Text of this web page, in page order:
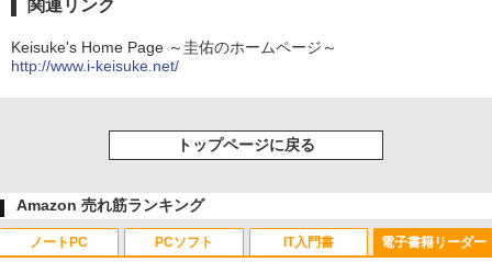
関連リンク
Keisuke's Home Page ～圭佑のホームページ～
http://www.i-keisuke.net/
トップページに戻る
Amazon 売れ筋ランキング
ノートPC PCソフト IT入門書 電子書籍リーダー